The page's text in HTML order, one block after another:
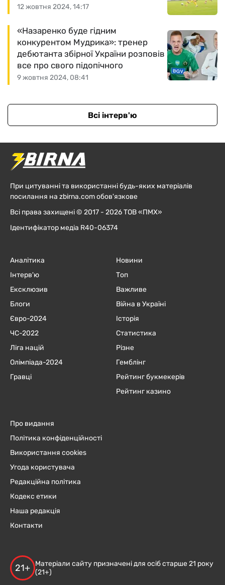
12 жовтня 2024, 14:17
9 жовтня 2024, 08:41
«Назаренко буде гідним
конкурентом Мудрика»: тренер
дебютанта збірної України розповів
все про свого підопічного
Всі інтерв'ю
При цитуванні та використанні будь-яких матеріалів
посилання на zbirna.com обов'язкове
Всі права захищені © 2017 - 2026 ТОВ «ПМХ»
Ідентифікатор медіа R40-06374
Аналітика
Інтерв'ю
Ексклюзив
Блоги
Євро-2024
ЧC-2022
Ліга націй
Олімпіада-2024
Гравці
Новини
Топ
Важливе
Війна в Україні
Історія
Статистика
Різне
Гемблінг
Рейтинг букмекерів
Рейтинг казино
Про видання
Політика конфіденційності
Використання cookies
Угода користувача
Редакційна політика
Кодекс етики
Наша редакція
Контакти
21+
Матеріали сайту призначені для осіб старше 21 року
(21+)